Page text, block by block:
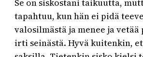
Se on siskostani taikuutta,
tapahtuu, kun hän ei pidä
valosilmästä ja menee ja vetää
irti seinästä. Hyvä kuitenkin,